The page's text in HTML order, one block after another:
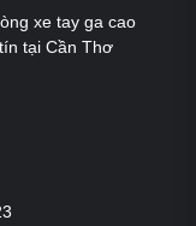
xe tay ga cao
tại Cần Thơ